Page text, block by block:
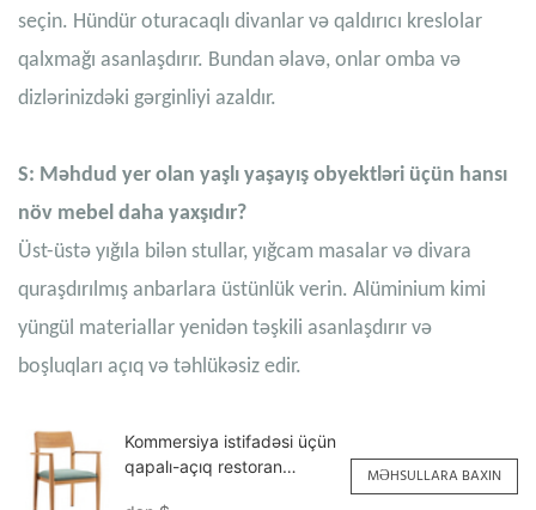
seçin. Hündür oturacaqlı divanlar və qaldırıcı kreslolar
qalxmağı asanlaşdırır. Bundan əlavə, onlar omba və
dizlərinizdəki gərginliyi azaldır.
S: Məhdud yer olan yaşlı yaşayış obyektləri üçün hansı
növ mebel daha yaxşıdır?
Üst-üstə yığıla bilən stullar, yığcam masalar və divara
quraşdırılmış anbarlara üstünlük verin. Alüminium kimi
yüngül materiallar yenidən təşkili asanlaşdırır və
boşluqları açıq və təhlükəsiz edir.
Kommersiya istifadəsi üçün
qapalı-açıq restoran
MƏHSULLARA BAXIN